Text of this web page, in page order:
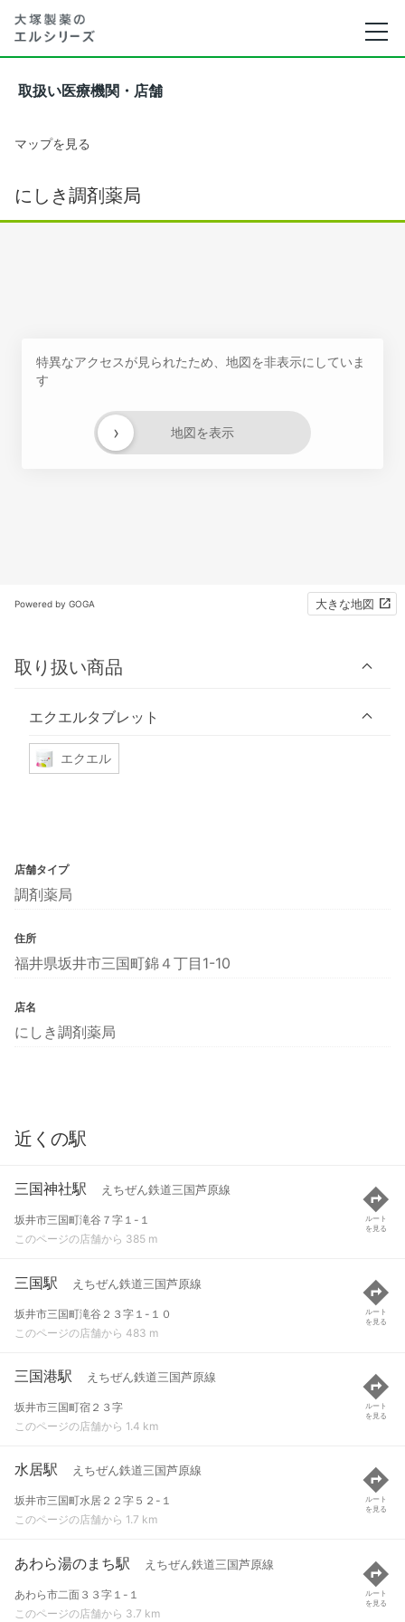
取扱い医療機関・店舗
マップを見る
にしき調剤薬局
特異なアクセスが見られたため、地図を非表示にしていま
す
地図を表示
›
Powered by GOGA 大きな地図
取り扱い商品
エクエルタブレット
エクエル
店舗タイプ
調剤薬局
住所
福井県坂井市三国町錦４丁目1-10
店名
にしき調剤薬局
近くの駅
三国神社駅 えちぜん鉄道三国芦原線
坂井市三国町滝谷７字１-１
このページの店舗から 385 m
ルート
を見る
三国駅 えちぜん鉄道三国芦原線
坂井市三国町滝谷２３字１-１０
このページの店舗から 483 m
ルート
を見る
三国港駅 えちぜん鉄道三国芦原線
坂井市三国町宿２３字
このページの店舗から 1.4 km
ルート
を見る
水居駅 えちぜん鉄道三国芦原線
坂井市三国町水居２２字５２-１
このページの店舗から 1.7 km
ルート
を見る
あわら湯のまち駅 えちぜん鉄道三国芦原線
あわら市二面３３字１-１
このページの店舗から 3.7 km
ルート
を見る